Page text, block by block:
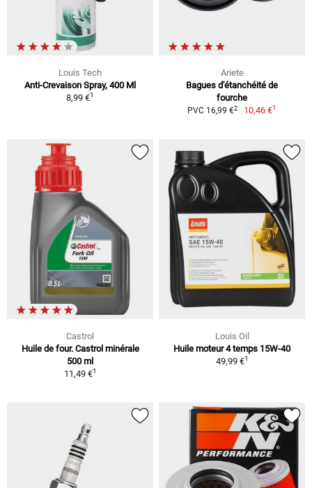
Louis Tech
Anti-Crevaison Spray, 400 Ml
8,99 €1
Ariete
Bagues d'étanchéité de
fourche
PVC 16,99 €2 10,46 €1
Castrol
Huile de four. Castrol minérale
500 ml
11,49 €1
Louis Oil
Huile moteur 4 temps 15W-40
49,99 €1